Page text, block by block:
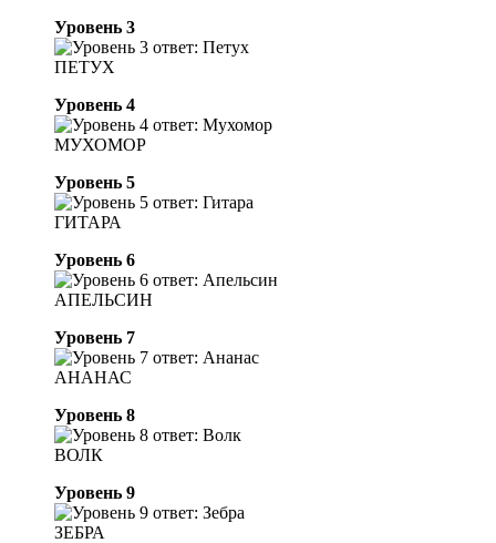
Уровень 3
ПЕТУХ
Уровень 4
МУХОМОР
Уровень 5
ГИТАРА
Уровень 6
АПЕЛЬСИН
Уровень 7
АНАНАС
Уровень 8
ВОЛК
Уровень 9
ЗЕБРА